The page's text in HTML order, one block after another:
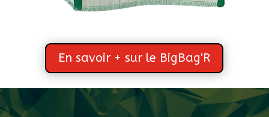
En savoir + sur le BigBag'R